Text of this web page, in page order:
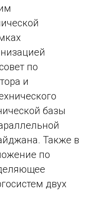
по
и
базы
Также в
по
двух